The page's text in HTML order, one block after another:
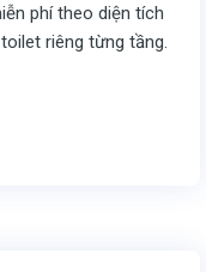
phí theo diện tích
riêng từng tầng.